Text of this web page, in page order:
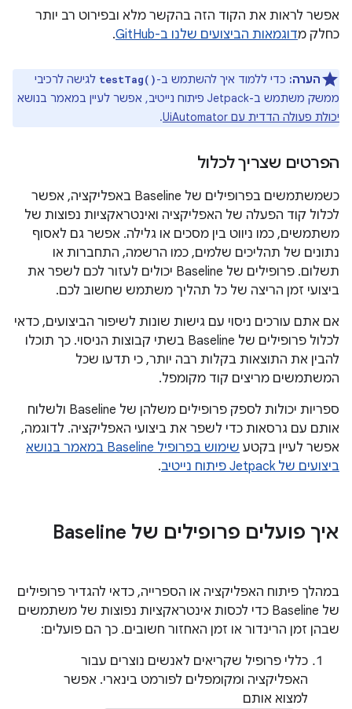
אפשר לראות את הקוד הזה בהקשר מלא ובפירוט רב יותר
כחלק מדוגמאות הביצועים שלנו ב-GitHub .
הערה: כדי ללמוד איך להשתמש ב-testTag() לגישה לרכיבי
ממשק משתמש ב-Jetpack פיתוח נייטיב, אפשר לעיין במאמר בנושא
יכולת פעולה הדדית עם UiAutomator
.
הפרטים שצריך לכלול
כשמשתמשים בפרופילים של Baseline באפליקציה, אפשר
לכלול קוד הפעלה של האפליקציה ואינטראקציות נפוצות של
משתמשים, כמו ניווט בין מסכים או גלילה. אפשר גם לאסוף
נתונים של תהליכים שלמים, כמו הרשמה, התחברות או
תשלום. פרופילים של Baseline יכולים לעזור לכם לשפר את
ביצועי זמן הריצה של כל תהליך משתמש שחשוב לכם.
אם אתם עורכים ניסוי עם גישות שונות לשיפור הביצועים, כדאי
לכלול פרופילים של Baseline בשתי קבוצות הניסוי. כך תוכלו
להבין את התוצאות בקלות רבה יותר, כי תדעו שכל
המשתמשים מריצים קוד מקומפל.
ספריות יכולות לספק פרופילים משלהן של Baseline ולשלוח
אותם עם גרסאות כדי לשפר את ביצועי האפליקציה. לדוגמה,
אפשר לעיין בקטע
שימוש בפרופיל Baseline במאמר בנושא
ביצועים של Jetpack פיתוח נייטיב
.
איך פועלים פרופילים של Baseline
במהלך פיתוח האפליקציה או הספרייה, כדאי להגדיר פרופילים
של Baseline כדי לכסות אינטראקציות נפוצות של משתמשים
שבהן זמן הרינדור או זמן האחזור חשובים. כך הם פועלים:
כללי פרופיל שקריאים לאנשים נוצרים עבור
האפליקציה ומקומפלים לפורמט בינארי. אפשר
למצוא אותם